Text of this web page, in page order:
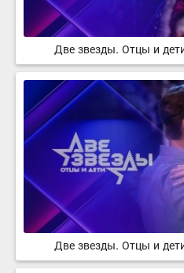
Две звезды. Отцы и
Две звезды. Отцы и